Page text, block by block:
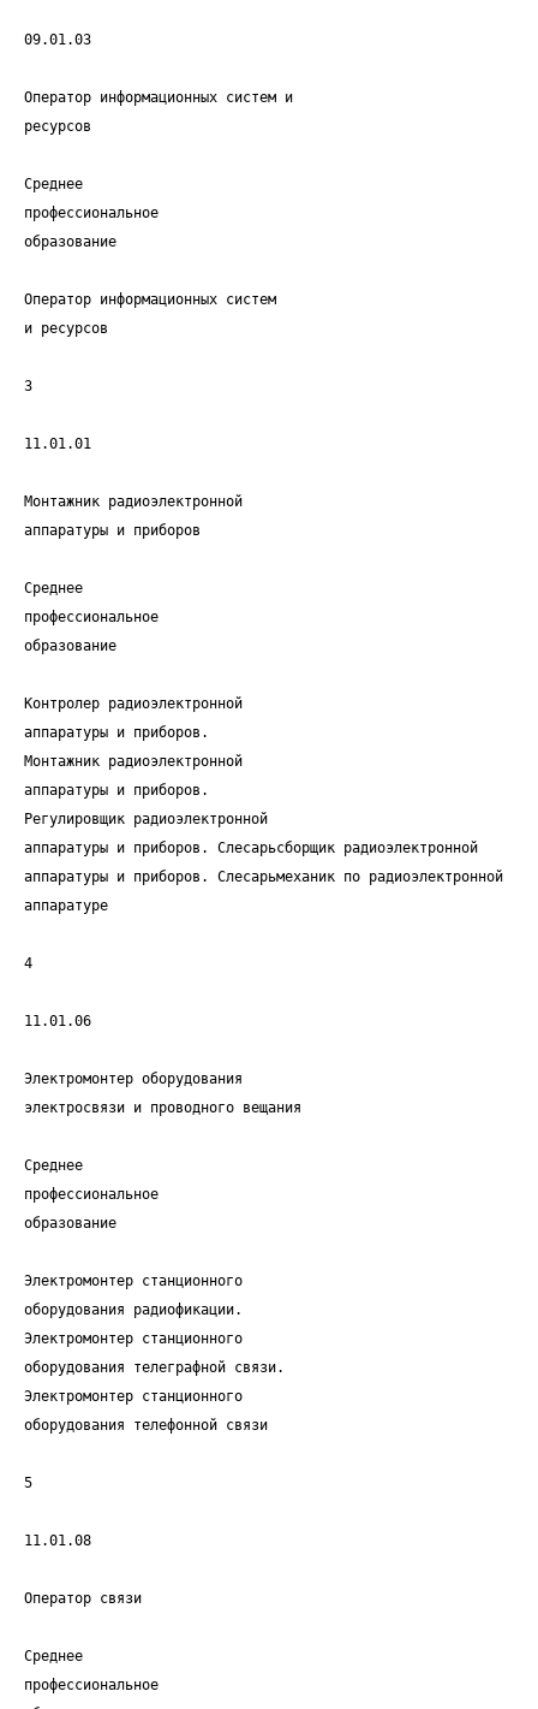
09.01.03
Оператор информационных систем и
ресурсов
Среднее
профессиональное
образование
Оператор информационных систем
и ресурсов
3
11.01.01
Монтажник радиоэлектронной
аппаратуры и приборов
Среднее
профессиональное
образование
Контролер радиоэлектронной
аппаратуры и приборов.
Монтажник радиоэлектронной
аппаратуры и приборов.
Регулировщик радиоэлектронной
аппаратуры и приборов. Слесарьсборщик радиоэлектронной
аппаратуры и приборов. Слесарьмеханик по радиоэлектронной
аппаратуре
4
11.01.06
Электромонтер оборудования
электросвязи и проводного вещания
Среднее
профессиональное
образование
Электромонтер станционного
оборудования радиофикации.
Электромонтер станционного
оборудования телеграфной связи.
Электромонтер станционного
оборудования телефонной связи
5
11.01.08
Оператор связи
Среднее
профессиональное